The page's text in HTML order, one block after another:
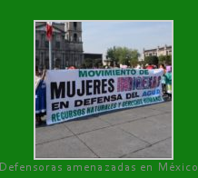
Defensoras amenazadas en México